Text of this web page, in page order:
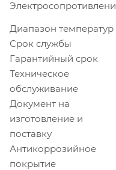
Диапазон температур
Срок службы
Гарантийный срок
Техническое
обслуживание
Документ на
изготовление и
поставку
Антикоррозийное
покрытие